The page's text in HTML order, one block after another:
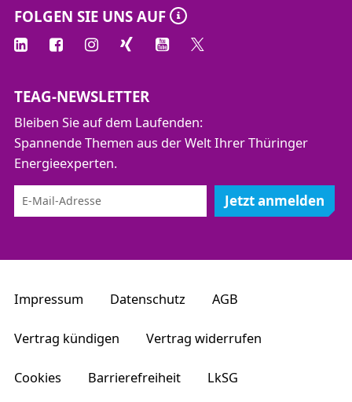
FOLGEN SIE UNS AUF
TEAG-NEWSLETTER
Bleiben Sie auf dem Laufenden:
Spannende Themen aus der Welt Ihrer Thüringer
Energieexperten.
Jetzt anmelden
Impressum Datenschutz AGB
Vertrag kündigen Vertrag widerrufen
Cookies Barrierefreiheit LkSG